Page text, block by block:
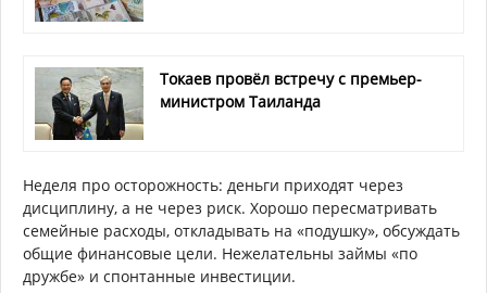
Токаев провёл встречу с премьер-
министром Таиланда
Неделя про осторожность: деньги приходят через
дисциплину, а не через риск. Хорошо пересматривать
семейные расходы, откладывать на «подушку», обсуждать
общие финансовые цели. Нежелательны займы «по
дружбе» и спонтанные инвестиции.